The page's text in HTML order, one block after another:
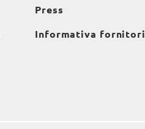
Press
Informativa fornitori